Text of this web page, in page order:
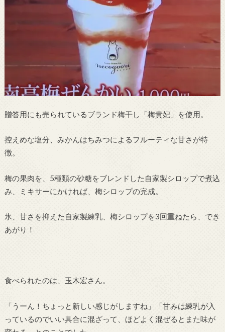
贈答用にも売られているブランド梅干し「梅貴妃」を使用。
控えめな塩分、みかんはちみつによるフルーティな甘さが特
徴。
梅の果肉を、5種類の砂糖をブレンドした自家製シロップで煮込
み、ミキサーにかければ、梅シロップの完成。
氷、甘さを抑えた自家製練乳、梅シロップを3回重ねたら、でき
あがり！
食べられたのは、玉木宏さん。
「うーん！ちょっと新しい感じがしますね」「甘みは練乳が入
っているのでいい具合に混ざって、ほどよく混ぜるとまた味が